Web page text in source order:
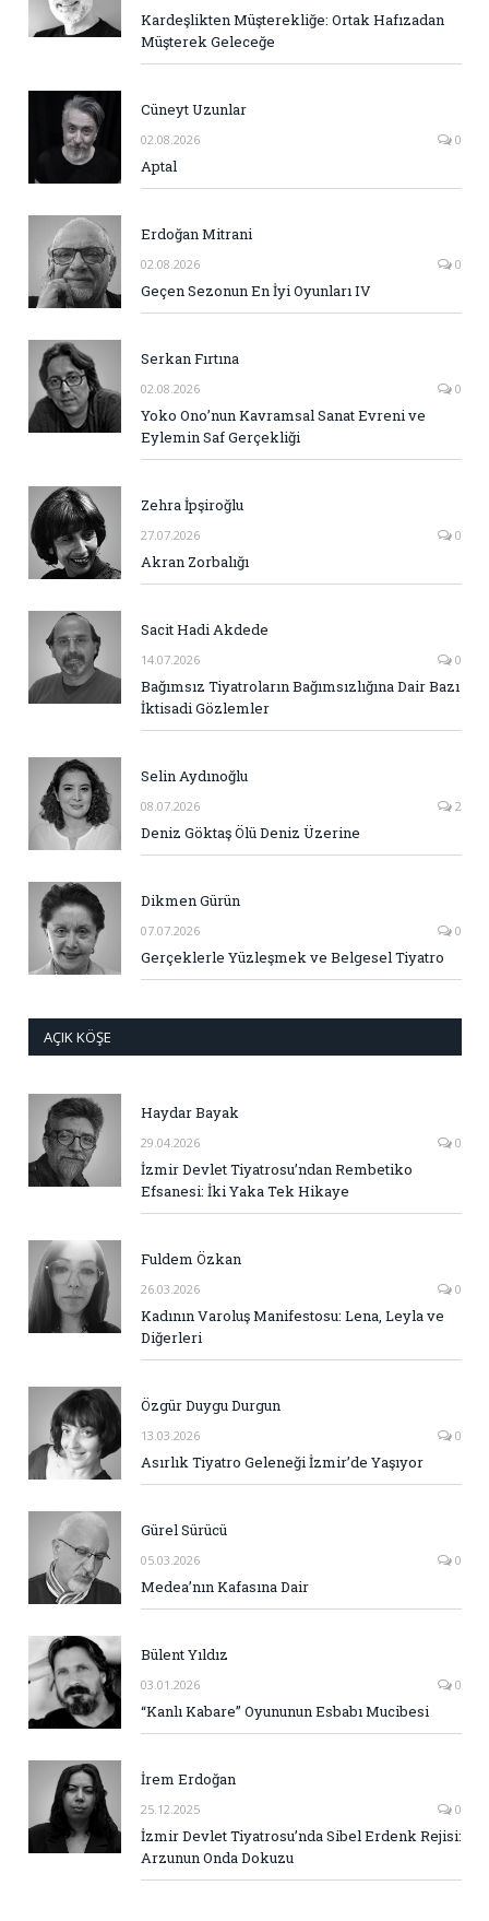
Kardeşlikten Müşterekliğe: Ortak Hafızadan
Müşterek Geleceğe
Cüneyt Uzunlar
02.08.2026 0
Aptal
Erdoğan Mitrani
02.08.2026 0
Geçen Sezonun En İyi Oyunları IV
Serkan Fırtına
02.08.2026 0
Yoko Ono’nun Kavramsal Sanat Evreni ve
Eylemin Saf Gerçekliği
Zehra İpşiroğlu
27.07.2026 0
Akran Zorbalığı
Sacit Hadi Akdede
14.07.2026 0
Bağımsız Tiyatroların Bağımsızlığına Dair Bazı
İktisadi Gözlemler
Selin Aydınoğlu
08.07.2026 2
Deniz Göktaş Ölü Deniz Üzerine
Dikmen Gürün
07.07.2026 0
Gerçeklerle Yüzleşmek ve Belgesel Tiyatro
AÇIK KÖŞE
Haydar Bayak
29.04.2026 0
İzmir Devlet Tiyatrosu’ndan Rembetiko
Efsanesi: İki Yaka Tek Hikaye
Fuldem Özkan
26.03.2026 0
Kadının Varoluş Manifestosu: Lena, Leyla ve
Diğerleri
Özgür Duygu Durgun
13.03.2026 0
Asırlık Tiyatro Geleneği İzmir’de Yaşıyor
Gürel Sürücü
05.03.2026 0
Medea’nın Kafasına Dair
Bülent Yıldız
03.01.2026 0
“Kanlı Kabare” Oyununun Esbabı Mucibesi
İrem Erdoğan
25.12.2025 0
İzmir Devlet Tiyatrosu’nda Sibel Erdenk Rejisi:
Arzunun Onda Dokuzu